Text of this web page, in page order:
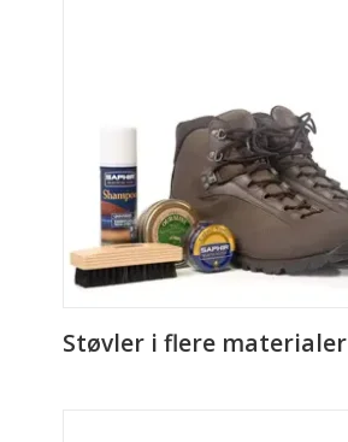
Støvler i flere materialer